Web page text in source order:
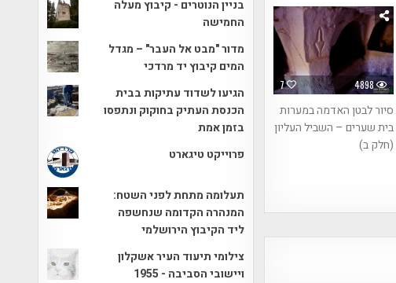
7 4898
סיור לבטן האדמה במערות
בית שערים – השביל העליון
(חלק ב)
בניין הנוטרים - קיבוץ מעלה
החמישה
מדור "מבט אל העבר" – מגדל
המים קיבוץ יד מרדכי
הגיעו לשדוד עתיקות בבית
הכנסת העתיק בחוקוק ונתפסו
בזמן אמת
פרוייקט טיגארט
תעלומה מתחת לפני השטח:
המנהרה הקדומה שנחשפה
ליד הקיבוץ הירושלמי
צילומי תיעוד העיר אשקלון
ויישובי הסביבה - 1955